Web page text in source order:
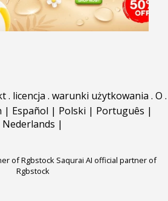
. licencja . warunki użytkowania . O .
| Español | Polski | Português |
Nederlands |
of Rgbstock Saqurai AI official partner of
Rgbstock